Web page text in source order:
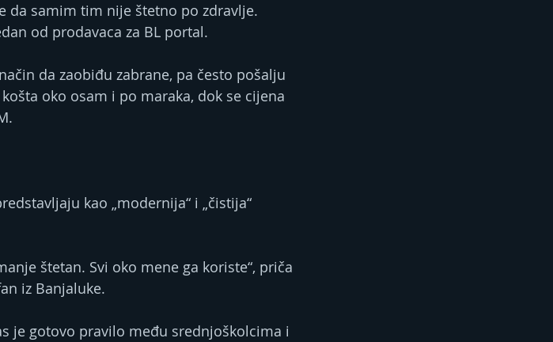
samim tim nije štetno po zdravlje.
od prodavaca za BL portal.
da zaobiđu zabrane, pa često pošalju
oko osam i po maraka, dok se cijena
kao „modernija“ i „čistija“
štetan. Svi oko mene ga koriste“, priča
iz Banjaluke.
je gotovo pravilo među srednjoškolcima i